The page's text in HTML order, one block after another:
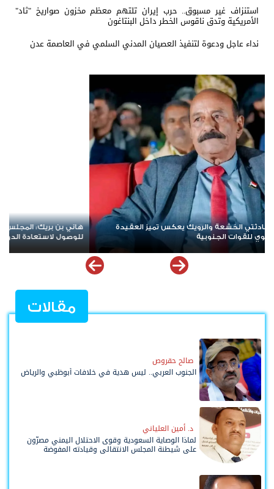
استنزاف غير مسبوق.. حرب إيران تلتهم معظم مخزون صواريخ "ثاد"
الأمريكية وتدق ناقوس الخطر داخل البنتاغون
نداء عاجل ودعوة لتنفيذ العصيان المدني السلمي في العاصمة عدن
بريك: المجلس الانتقالي لا يختزل الجنوب.. وتوحيد الصف
لاستعادة الدولة أولوية تفرضها الحكمة
لليوم
تأكيد
مقالات
صالح حقروص
الجنوب العربي.. ليس هدية في خلافات أبوظبي والرياض
د. أمين العلياني
لماذا الوصاية السعودية وقوى الاحتلال اليمني مصرّون
على شيطنة المجلس الانتقالي وقيادته المفوضة